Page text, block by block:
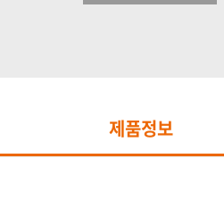
제품정보